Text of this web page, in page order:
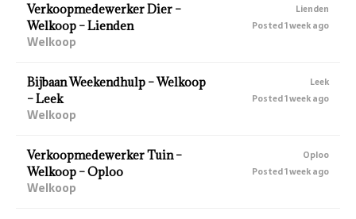
Verkoopmedewerker Dier –
Welkoop – Lienden
Welkoop
Lienden
Posted 1 week ago
Bijbaan Weekendhulp – Welkoop
– Leek
Welkoop
Leek
Posted 1 week ago
Verkoopmedewerker Tuin –
Welkoop – Oploo
Welkoop
Oploo
Posted 1 week ago